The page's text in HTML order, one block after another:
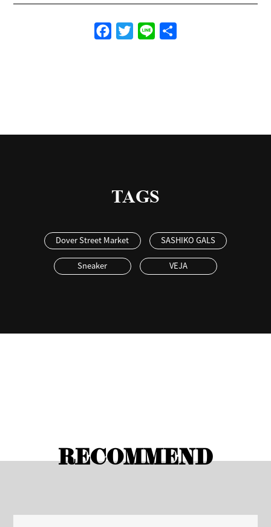
FacebookTwitterLine
TAGS
Dover Street Market SASHIKO GALS
Sneaker VEJA
RECOMMEND